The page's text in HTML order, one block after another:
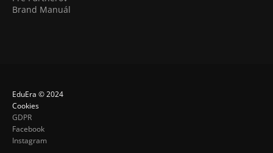
Brand Manuál
EduEra © 2024
Cookies
GDPR
Facebook
Instagram